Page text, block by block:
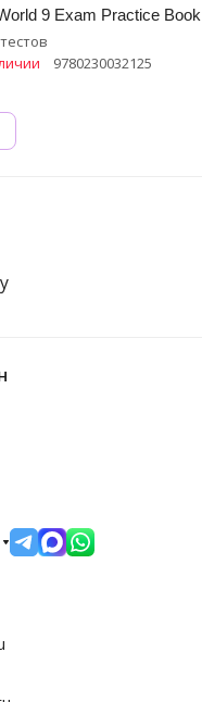
9 Exam Practice Book
9780230032125